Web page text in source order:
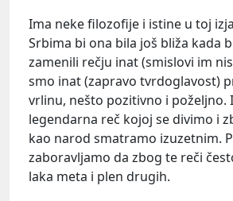
Ima neke filozofije i istine u toj
Srbima bi ona bila još bliža kada
zamenili rečju inat (smislovi im
smo inat (zapravo tvrdoglavost)
vrlinu, nešto pozitivno i poželjno.
legendarna reč kojoj se divimo i
kao narod smatramo izuzetnim.
zaboravljamo da zbog te reči
laka meta i plen drugih.